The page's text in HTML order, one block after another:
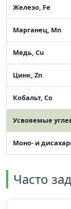
Железо, Fe
Марганец, Mn
Медь, Cu
Цинк, Zn
Кобальт, Co
Усвояемые
Моно- и
Часто